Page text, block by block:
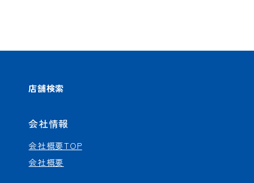
店舗検索
会社情報
会社概要TOP
会社概要